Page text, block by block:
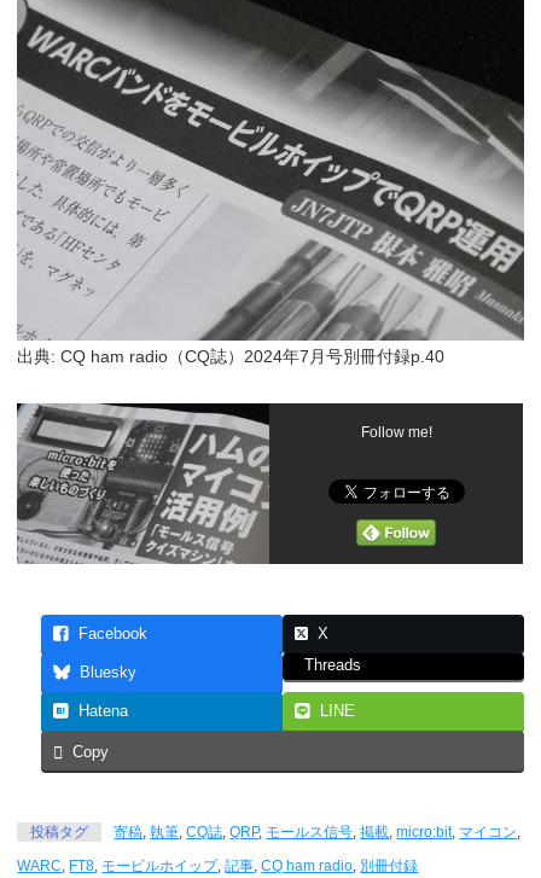
出典: CQ ham radio（CQ誌）2024年7月号別冊付録p.40
Follow me!
Facebook X
Bluesky Threads
Hatena LINE
Copy
投稿タグ 寄稿 ,執筆 ,CQ誌 ,QRP, モールス信号 ,掲載 ,micro:bit, マイコン
WARC FT8 モービルホイップ,記事 ,CQ ham radio 別冊付録